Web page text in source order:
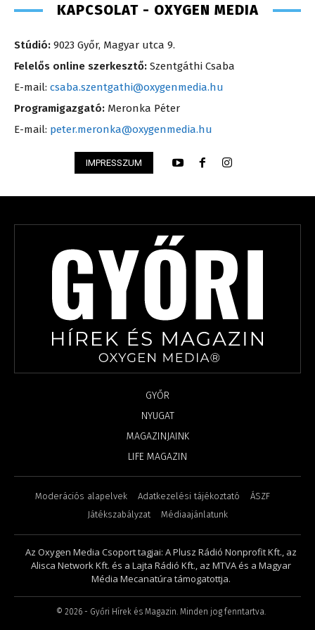
KAPCSOLAT - OXYGEN MEDIA
Stúdió: 9023 Győr, Magyar utca 9.
Felelős online szerkesztő: Szentgáthi Csaba
E-mail: csaba.szentgathi@oxygenmedia.hu
Programigazgató: Meronka Péter
E-mail: peter.meronka@oxygenmedia.hu
IMPRESSZUM
GYŐR
NYUGAT
MAGAZINJAINK
LIFE MAGAZIN
Moderációs alapelvek Adatkezelési tájékoztató
ÁSZF
Játékszabályzat
Médiaajánlatunk
Az Oxygen Media Csoport tagjai: A Plusz Rádió Nonprofit Kft., az
Alisca Network Kft. és a Lajta Rádió Kft., az MTVA és a Magyar
Média Mecanatúra támogatottja.
© 2026 - Győri Hírek és Magazin. Minden jog fenntartva.